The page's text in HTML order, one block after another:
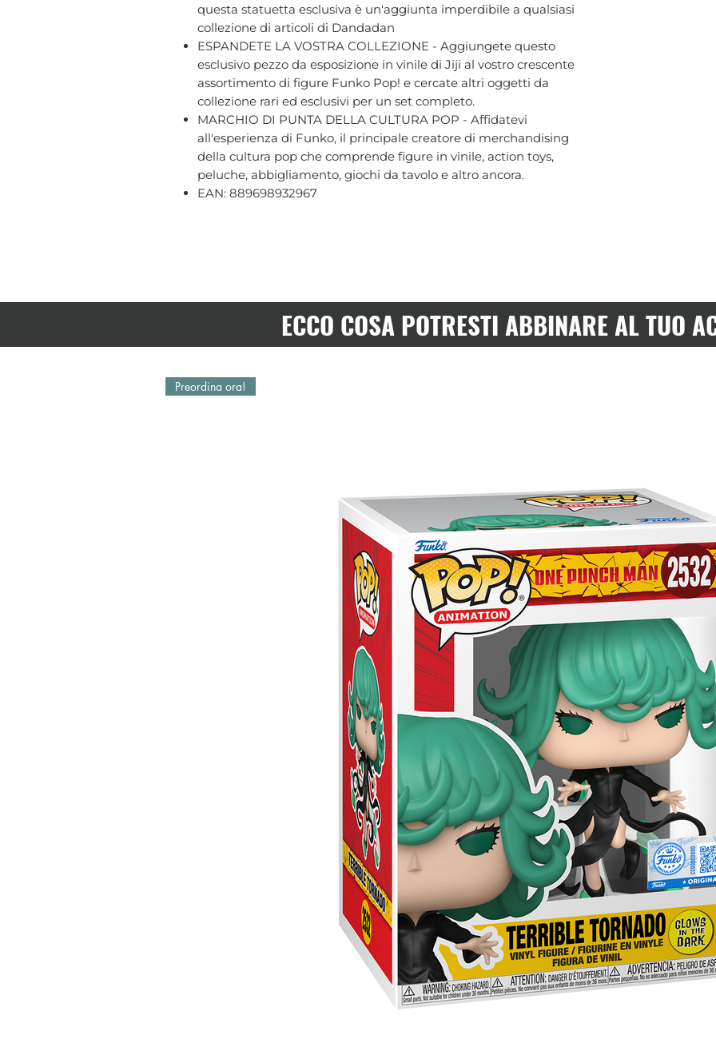
questa statuetta esclusiva è un'aggiunta imperdibile a qualsiasi
collezione di articoli di Dandadan
ESPANDETE LA VOSTRA COLLEZIONE - Aggiungete questo
esclusivo pezzo da esposizione in vinile di Jiji al vostro crescente
assortimento di figure Funko Pop! e cercate altri oggetti da
collezione rari ed esclusivi per un set completo.
MARCHIO DI PUNTA DELLA CULTURA POP - Affidatevi
all'esperienza di Funko, il principale creatore di merchandising
della cultura pop che comprende figure in vinile, action toys,
peluche, abbigliamento, giochi da tavolo e altro ancora.
EAN: 889698932967
ECCO COSA POTRESTI ABBINARE AL TUO
Preordina ora!